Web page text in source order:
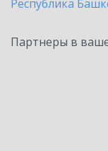
Республика
Партнеры в